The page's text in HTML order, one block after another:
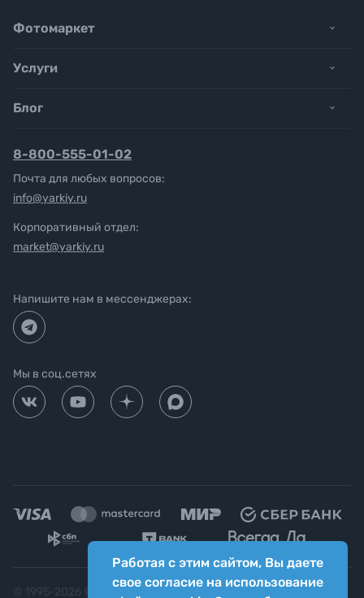
Работая с этим сайтом, Вы даете
свое согласие на использование
Фотомаркет
Услуги
Блог
8-800-555-01-02
Почта для любых вопросов:
info@yarkiy.ru
Корпоративный отдел:
market@yarkiy.ru
Напишите нам в мессенджерах:
Мы в соц.сетях
Яркий фотомаркет ("Яркий Мир")